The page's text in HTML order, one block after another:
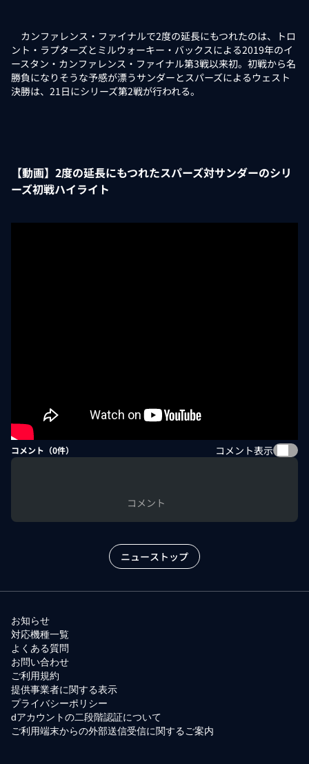
カンファレンス・ファイナルで2度の延長にもつれたのは、トロ
ント・ラプターズとミルウォーキー・バックスによる2019年のイ
ースタン・カンファレンス・ファイナル第3戦以来初。初戦から名
勝負になりそうな予感が漂うサンダーとスパーズによるウェスト
決勝は、21日にシリーズ第2戦が行われる。
【動画】2度の延長にもつれたスパーズ対サンダーのシリ
ーズ初戦ハイライト
コメント（0件） コメント表示
コメント
ニューストップ
お知らせ
対応機種一覧
よくある質問
お問い合わせ
ご利用規約
提供事業者に関する表示
プライバシーポリシー
dアカウントの二段階認証について
ご利用端末からの外部送信受信に関するご案内